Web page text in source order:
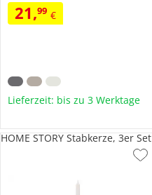
21,99 €
Lieferzeit: bis zu 3 Werktage
HOME STORY Stabkerze, 3er Set